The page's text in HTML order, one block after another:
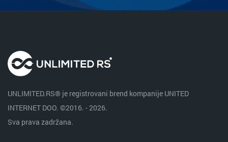
UNLIMITED.RS® je registrovani brend kompanije UNITED
INTERNET DOO. ©2016. - 2026.
Sva prava zadržana.